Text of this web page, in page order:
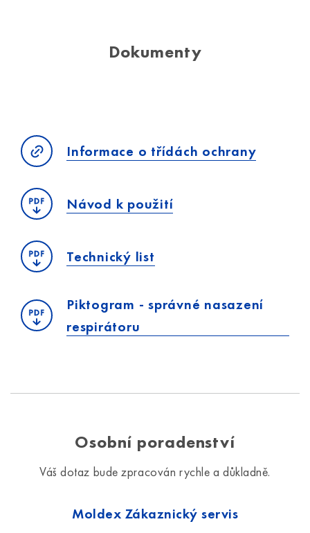
Dokumenty
Informace o třídách ochrany
Návod k použití
Technický list
Piktogram - správné nasazení
respirátoru
Osobní poradenství
Váš dotaz bude zpracován rychle a důkladně.
Moldex Zákaznický servis